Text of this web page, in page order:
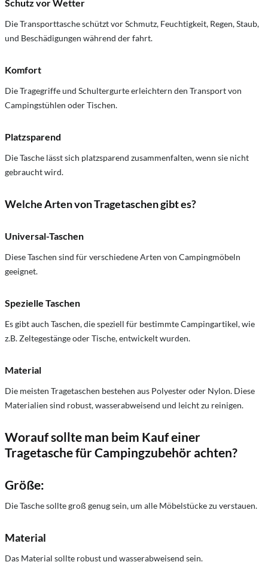
Schutz vor Wetter
Die Transporttasche schützt vor Schmutz, Feuchtigkeit, Regen, Staub,
und Beschädigungen während der fahrt.
Komfort
Die Tragegriffe und Schultergurte erleichtern den Transport von
Campingstühlen oder Tischen.
Platzsparend
Die Tasche lässt sich platzsparend zusammenfalten,wenn sie nicht
gebraucht wird.
Welche Arten von Tragetaschen gibt es?
Universal-Taschen
Diese Taschen sind für verschiedene Arten von Campingmöbeln
geeignet.
Spezielle Taschen
Es gibt auch Taschen,die speziell für bestimmte Campingartikel,wie
z.B.Zeltegestänge oder Tische,entwickelt wurden.
Material
Die meisten Tragetaschen bestehen aus Polyester oder Nylon. Diese
Materialien sind robust,wasserabweisend und leicht zu reinigen.
Worauf sollte man beim Kauf einer
Tragetasche für Campingzubehör achten?
Größe:
Die Tasche sollte groß genug sein,um alle Möbelstücke zu verstauen.
Material
Das Material sollte robust und wasserabweisend sein.